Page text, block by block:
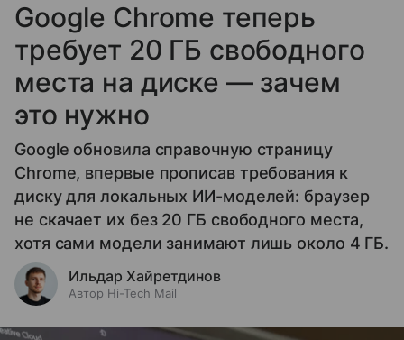
Google Chrome теперь
требует 20 ГБ свободного
места на диске — зачем
это нужно
Google обновила справочную страницу
Chrome, впервые прописав требования к
диску для локальных ИИ-моделей: браузер
не скачает их без 20 ГБ свободного места,
хотя сами модели занимают лишь около 4 ГБ.
Ильдар Хайретдинов
Автор Hi-Tech Mail